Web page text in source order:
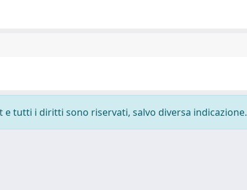
tutti i diritti sono riservati, salvo diversa indicazione.